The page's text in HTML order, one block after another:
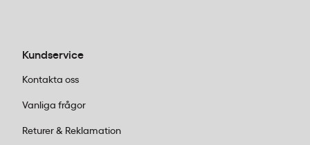
Kundservice
Kontakta oss
Vanliga frågor
Returer & Reklamation